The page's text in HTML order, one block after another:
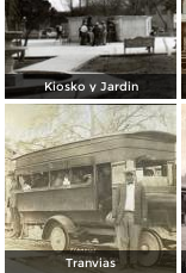
Kiosko y Jardin
Tranvias